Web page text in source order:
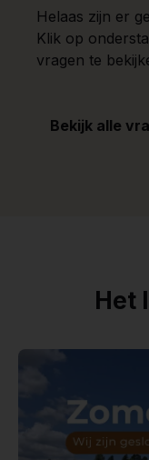
Helaas zijn er
Klik op
vragen te
Bekijk alle
Het